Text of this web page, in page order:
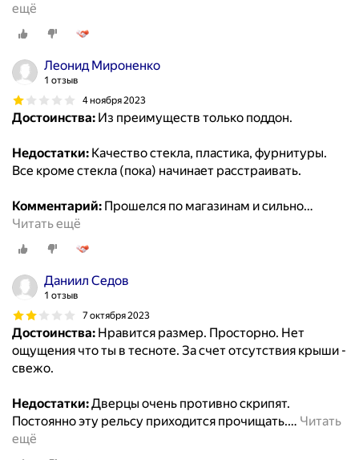
ещё
Леонид Мироненко
1 отзыв
4 ноября 2023
Достоинства: Из преимуществ только поддон.
Недостатки: Качество стекла, пластика, фурнитуры.
Все кроме стекла (пока) начинает расстраивать.
Комментарий: Прошелся по магазинам и сильно…
Читать ещё
Даниил Седов
1 отзыв
7 октября 2023
Достоинства: Нравится размер. Просторно. Нет
ощущения что ты в тесноте. За счет отсутствия крыши -
свежо.
Недостатки:Дверцы очень противно скрипят.
Постоянно эту рельсу приходится прочищать.… Читать
ещё